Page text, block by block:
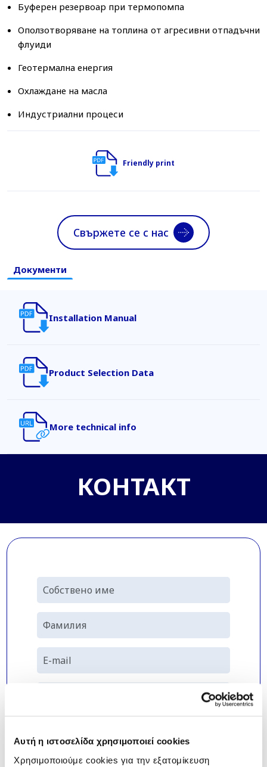
Αυτή η ιστοσελίδα χρησιμοποιεί cookies
Χρησιμοποιούμε cookies για την εξατομίκευση
Буферен резервоар при термопомпа
Оползотворяване на топлина от агресивни отпадъчни
флуиди
Геотермална енергия
Охлаждане на масла
Индустриални процеси
Friendly print
Свържете се с нас
Документи
Installation Manual
Product Selection Data
More technical info
КОНТАКТ